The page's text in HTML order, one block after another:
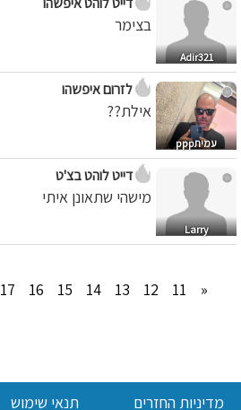
Adir321
בצימר
עמיתppp
לזרום איפשהו
אילת??
Larry
דייט לוהט בצ'ט
מישהי שתאונן איתי
«
11
12
13
14
15
16
17
תנאי שימוש מדיניות החזרים